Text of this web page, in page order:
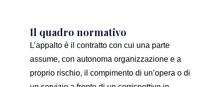
Il quadro normativo
L’appalto è il contratto con cui una parte
assume, con autonoma organizzazione e a
proprio rischio, il compimento di un’opera o di